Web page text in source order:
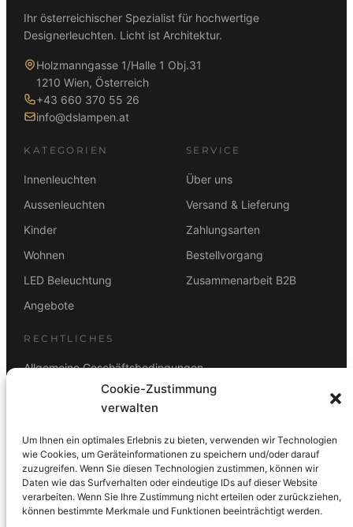
Cookie-Zustimmung
verwalten
Um Ihnen ein optimales Erlebnis zu bieten, verwenden wir Technologien
wie Cookies, um Geräteinformationen zu speichern und/oder darauf
zuzugreifen. Wenn Sie diesen Technologien zustimmen, können wir
Daten wie das Surfverhalten oder eindeutige IDs auf dieser Website
verarbeiten. Wenn Sie Ihre Zustimmung nicht erteilen oder zurückziehen,
können bestimmte Merkmale und Funktionen beeinträchtigt werden.
Ihr österreichischer Spezialist für hochwertige
Designerleuchten. Licht ist Architektur.
Holzmanngasse 1/Halle 1 Obj.31
1210 Wien, Österreich
+43 660 370 55 26
info@dslampen.at
KATEGORIEN
Innenleuchten
Aussenleuchten
Kinder
Wohnen
LED Beleuchtung
Angebote
SERVICE
Über uns
Versand & Lieferung
Zahlungsarten
Bestellvorgang
Zusammenarbeit B2B
RECHTLICHES
Allgemeine Geschäftsbedingungen
Rücktrittsbelehrung
ZAHLUNGSARTEN
Vorkasse Visa Mastercard Link PayPal
G-Pay